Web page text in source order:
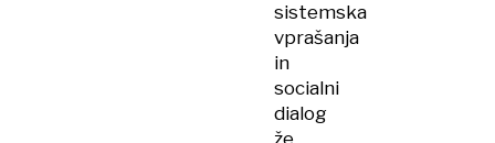
sistemska
vprašanja
in
socialni
dialog